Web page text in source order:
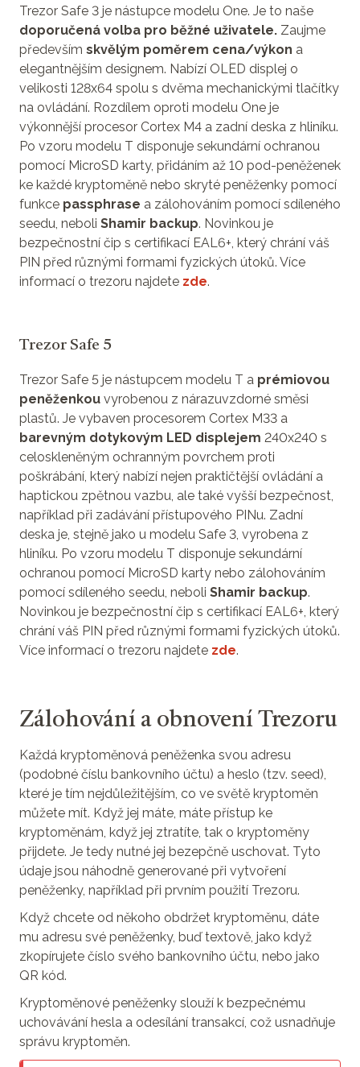
Trezor Safe 3 je nástupce modelu One. Je to naše
doporučená volba pro běžné uživatele. Zaujme
především skvělým poměrem cena/výkon a
elegantnějším designem. Nabízí OLED displej o
velikosti 128x64 spolu s dvěma mechanickými tlačítky
na ovládání. Rozdílem oproti modelu One je
výkonnější procesor Cortex M4 a zadní deska z hliníku.
Po vzoru modelu T disponuje sekundární ochranou
pomocí MicroSD karty, přidáním až 10 pod-peněženek
ke každé kryptoměně nebo skryté peněženky pomocí
funkce passphrase a zálohováním pomocí sdíleného
seedu, neboli Shamir backup. Novinkou je
bezpečnostní čip s certifikací EAL6+, který chrání váš
PIN před různými formami fyzických útoků. Více
informací o trezoru najdete zde.
Trezor Safe 5
Trezor Safe 5 je nástupcem modelu T a prémiovou
peněženkou vyrobenou z nárazuvzdorné směsi
plastů. Je vybaven procesorem Cortex M33 a
barevným dotykovým LED displejem 240x240 s
celoskleněným ochranným povrchem proti
poškrábání, který nabízí nejen praktičtější ovládání a
haptickou zpětnou vazbu, ale také vyšší bezpečnost,
například při zadávání přístupového PINu. Zadní
deska je, stejně jako u modelu Safe 3, vyrobena z
hliníku. Po vzoru modelu T disponuje sekundární
ochranou pomocí MicroSD karty nebo zálohováním
pomocí sdíleného seedu, neboli Shamir backup.
Novinkou je bezpečnostní čip s certifikací EAL6+, který
chrání váš PIN před různými formami fyzických útoků.
Více informací o trezoru najdete zde.
Zálohování a obnovení Trezoru
Každá kryptoměnová peněženka svou adresu
(podobné číslu bankovního účtu) a heslo (tzv. seed),
které je tím nejdůležitějším, co ve světě kryptoměn
můžete mít. Když jej máte, máte přístup ke
kryptoměnám, když jej ztratíte, tak o kryptoměny
přijdete. Je tedy nutné jej bezepčně uschovat. Tyto
údaje jsou náhodně generované při vytvoření
peněženky, například při prvním použití Trezoru.
Když chcete od někoho obdržet kryptoměnu, dáte
mu adresu své peněženky, buď textově, jako když
zkopírujete číslo svého bankovního účtu, nebo jako
QR kód.
Kryptoměnové peněženky slouží k bezpečnému
uchovávání hesla a odesílání transakcí, což usnadňuje
správu kryptoměn.